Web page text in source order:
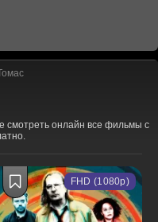
смотреть онлайн все фильмы с
FHD (1080p)